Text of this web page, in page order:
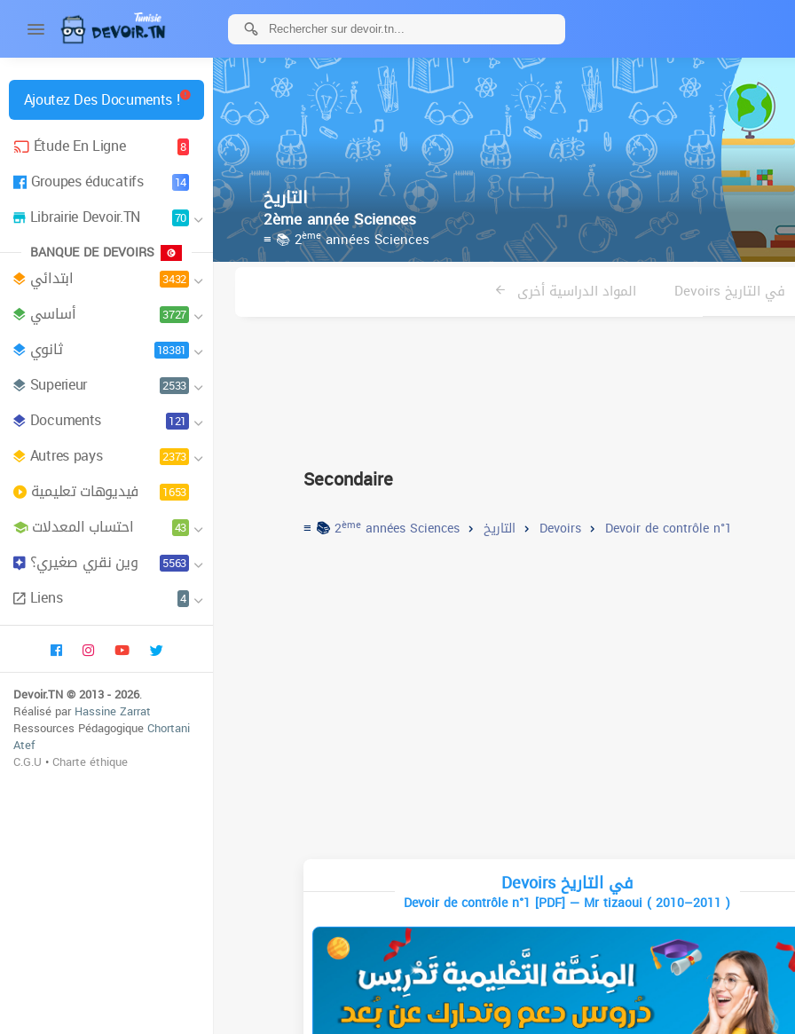
Ajoutez Des Documents !
Étude En Ligne
8
Groupes éducatifs 14
Librairie Devoir.TN 70
BANQUE DE DEVOIRS
ابتدائي 3432
أساسي 3727
ثانوي 18381
Superieur 2533
Documents 121
Autres pays 2373
فيديوهات تعليمية 1653
احتساب المعدلات 43
وين نقري صغيري؟ 5563
Liens 4
Devoir.TN © 2013 - 2026.
Réalisé parHassine Zarrat
Ressources PédagogiqueChortani
Atef
C.G.U •Charte éthique
التاريخ
2ème année Sciences
≡ 📚 2èmeannées Sciences
المواد الدراسية أخرى Devoirs في التاريخ
Secondaire
≡ 📚2ème années Sciences التاريخ Devoirs Devoir de contrôle n°1
Devoirs في التاريخ
Devoir de contrôle n°1 [PDF] — Mr tizaoui ( 2010–2011 )